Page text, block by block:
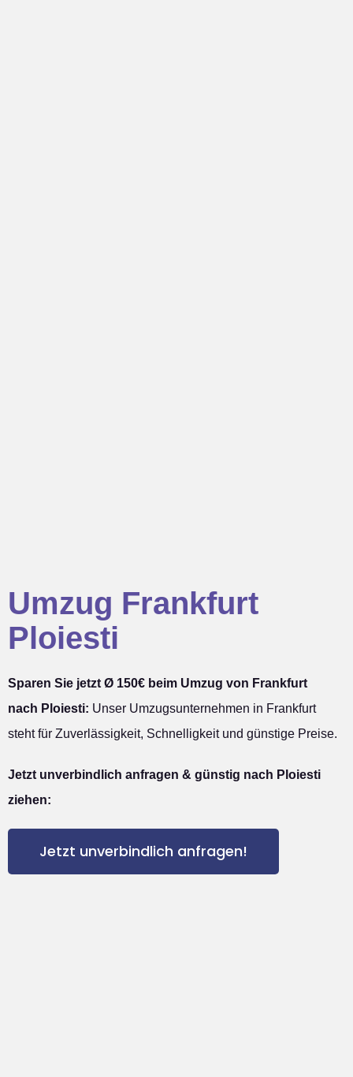
Umzug Frankfurt
Ploiesti
Sparen Sie jetzt Ø 150€ beim Umzug von Frankfurt
nach Ploiesti: Unser Umzugsunternehmen in Frankfurt
steht für Zuverlässigkeit, Schnelligkeit und günstige Preise.
Jetzt unverbindlich anfragen & günstig nach Ploiesti
ziehen:
Jetzt unverbindlich anfragen!